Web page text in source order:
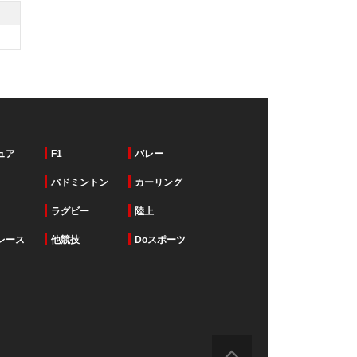
ア F1 バレー
バドミントン カーリング
ラグビー 陸上
ース 他競技 Doスポーツ